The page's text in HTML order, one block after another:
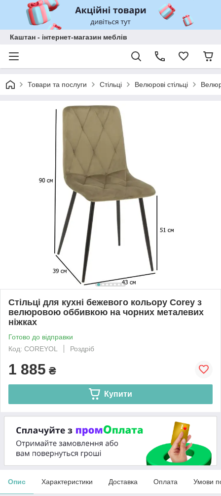
Каштан - інтернет-магазин меблів
Товари та послуги Стільці Велюрові стільці
Стільці для кухні бежевого кольору Corey з
велюровою оббивкою на чорних металевих
ніжках
Готово до відправки
Код: COREYOL
Роздріб
1 885 ₴
Купити
Опис Характеристики Доставка Оплата Умови